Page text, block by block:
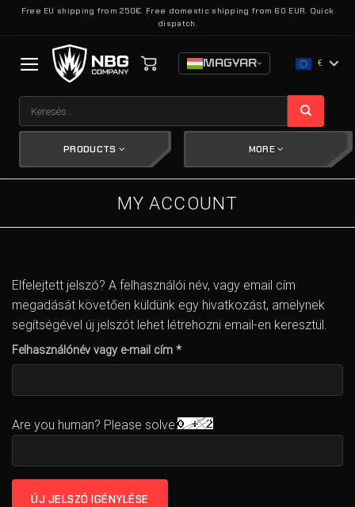
SkipFree EU shipping from 250€. Free domestic shipping from 60 EUR. Quick
dispatch.
MAGYAR €
következőre:
PRODUCTS MORE
MY ACCOUNT
Elfelejtett jelszó? A felhasználói név, vagy email cím
megadását követően küldünk egy hivatkozást, amelynek
segítségével új jelszót lehet létrehozni email-en keresztül.
Felhasználónév vagy e-mail cím *Kötelező
Are you human? Please solve:
ÚJ JELSZÓ IGÉNYLÉSE